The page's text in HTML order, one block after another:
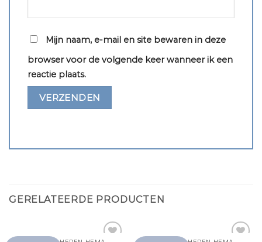
Mijn naam, e-mail en site bewaren in deze
browser voor de volgende keer wanneer ik een
reactie plaats.
GERELATEERDE PRODUCTEN